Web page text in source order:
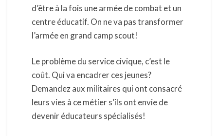
d’être à la fois une armée de combat et un
centre éducatif. On ne va pas transformer
l’armée en grand camp scout!
Le problème du service civique, c’est le
coût. Qui va encadrer ces jeunes?
Demandez aux militaires qui ont consacré
leurs vies à ce métier s’ils ont envie de
devenir éducateurs spécialisés!